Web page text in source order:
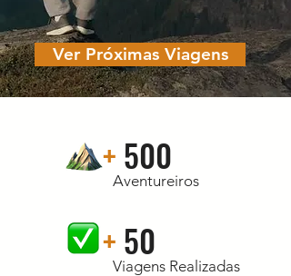
Ver Próximas Viagens
+500
Aventureiros
+50
Viagens Realizadas